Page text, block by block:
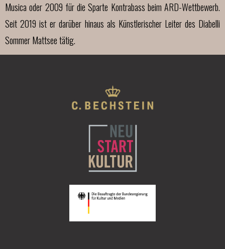
Musica oder 2009 für die Sparte Kontrabass beim ARD-Wettbewerb.
Seit 2019 ist er darüber hinaus als Künstlerischer Leiter des Diabelli
Sommer Mattsee tätig.